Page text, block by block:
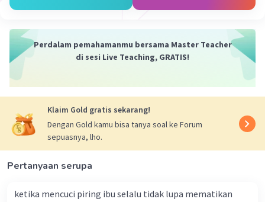
Perdalam pemahamanmu bersama Master Teacher
di sesi Live Teaching, GRATIS!
Klaim Gold gratis sekarang!
Dengan Gold kamu bisa tanya soal ke Forum
sepuasnya, lho.
Pertanyaan serupa
ketika mencuci piring ibu selalu tidak lupa mematikan